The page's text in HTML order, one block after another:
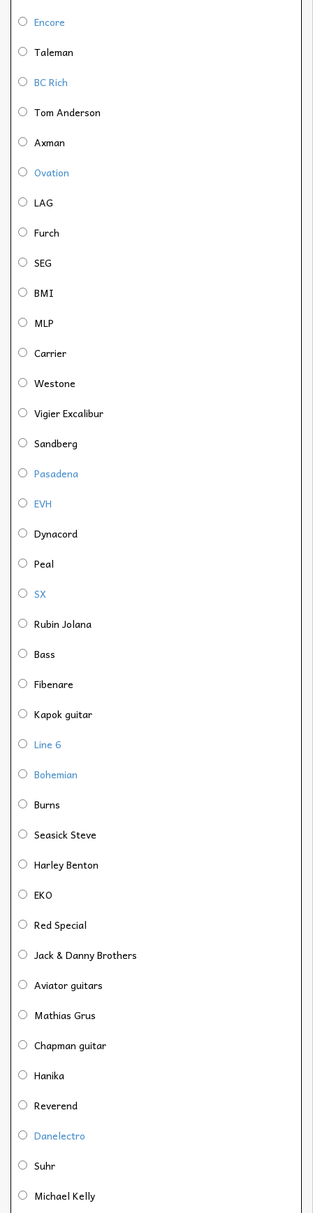
Encore
Taleman
BC Rich
Tom Anderson
Axman
Ovation
LAG
Furch
SEG
BMI
MLP
Carrier
Westone
Vigier Excalibur
Sandberg
Pasadena
EVH
Dynacord
Peal
SX
Rubin Jolana
Bass
Fibenare
Kapok guitar
Line 6
Bohemian
Burns
Seasick Steve
Harley Benton
EKO
Red Special
Jack & Danny Brothers
Aviator guitars
Mathias Grus
Chapman guitar
Hanika
Reverend
Danelectro
Suhr
Michael Kelly